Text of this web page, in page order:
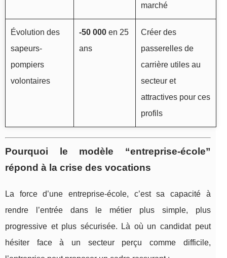
marché
Évolution des
sapeurs-
pompiers
volontaires
-50 000 en 25
ans
Créer des
passerelles de
carrière utiles au
secteur et
attractives pour ces
profils
Pourquoi le modèle “entreprise-école”
répond à la crise des vocations
La force d’une entreprise-école, c’est sa capacité à
rendre l’entrée dans le métier plus simple, plus
progressive et plus sécurisée. Là où un candidat peut
hésiter face à un secteur perçu comme difficile,